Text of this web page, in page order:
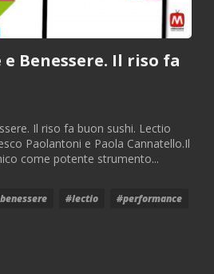
e Benessere. Il riso fa
Il riso fa buon sushi. Lectio
Paolantoni e Paola Cannatello.Il
come potente strumento...
#lectio
#performance